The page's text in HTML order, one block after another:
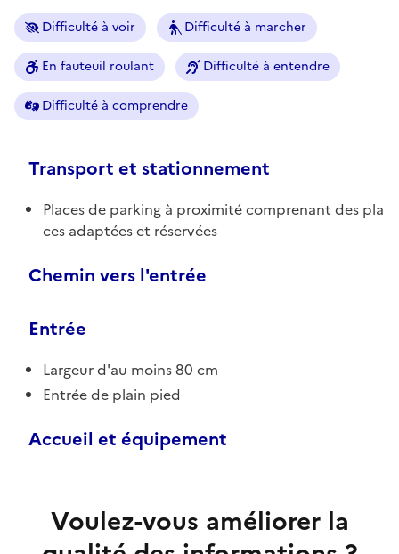
Difficulté à voir Difficulté à marcher
En fauteuil roulant Difficulté à entendre
Difficulté à comprendre
Transport et stationnement
Places de parking à proximité comprenant des pla
ces adaptées et réservées
Chemin vers l'entrée
Entrée
Largeur d'au moins 80 cm
Entrée de plain pied
Accueil et équipement
Voulez-vous améliorer la